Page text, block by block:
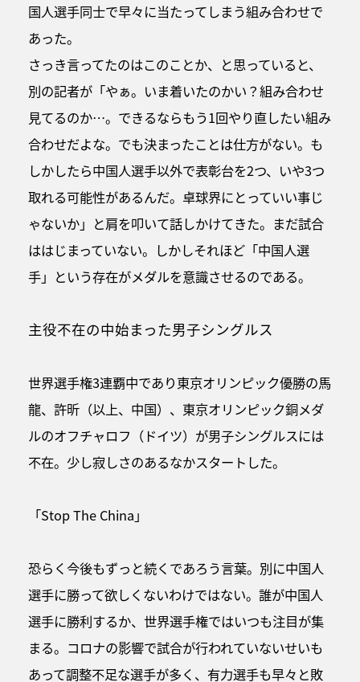
国人選手同士で早々に当たってしまう組み合わせで
あった。
さっき言ってたのはこのことか、と思っていると、
別の記者が「やぁ。いま着いたのかい？組み合わせ
見てるのか…。できるならもう1回やり直したい組み
合わせだよな。でも決まったことは仕方がない。も
しかしたら中国人選手以外で表彰台を2つ、いや3つ
取れる可能性があるんだ。卓球界にとっていい事じ
ゃないか」と肩を叩いて話しかけてきた。まだ試合
ははじまっていない。しかしそれほど「中国人選
手」という存在がメダルを意識させるのである。
主役不在の中始まった男子シングルス
世界選手権3連覇中であり東京オリンピック優勝の馬
龍、許昕（以上、中国）、東京オリンピック銅メダ
ルのオフチャロフ（ドイツ）が男子シングルスには
不在。少し寂しさのあるなかスタートした。
「Stop The China」
恐らく今後もずっと続くであろう言葉。別に中国人
選手に勝って欲しくないわけではない。誰が中国人
選手に勝利するか、世界選手権ではいつも注目が集
まる。コロナの影響で試合が行われていないせいも
あって調整不足な選手が多く、有力選手も早々と敗